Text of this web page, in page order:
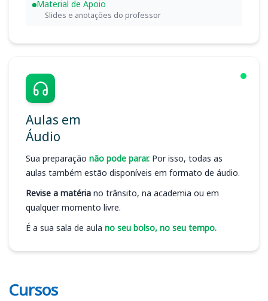
Material de Apoio
Slides e anotações do professor
Aulas em
Áudio
Sua preparação não pode parar. Por isso, todas as
aulas também estão disponíveis em formato de áudio.
Revise a matéria no trânsito, na academia ou em
qualquer momento livre.
É a sua sala de aula no seu bolso, no seu tempo.
Cursos